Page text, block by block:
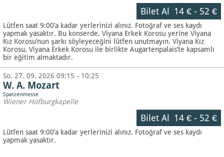
Bilet Al 14 €- 52 €
Lütfen saat 9:00’a kadar yerlerinizi alınız. Fotoğraf ve ses kaydı
yapmak yasaktır. Bu konserde, Viyana Erkek Korosu yerine Viyana
Kız Korosu’nun şarkı söyleyeceğini lütfen unutmayın. Viyana Kız
Korosu, Viyana Erkek Korosu ile birlikte Augartenpalais’te kapsamlı
bir eğitim almaktadır.
So, 27. 09. 2026 09:15 - 10:25
W. A. Mozart
Spatzenmesse
Wiener Hofburgkapelle
Bilet Al 14 €- 52 €
Lütfen saat 9:00’a kadar yerlerinizi alınız. Fotoğraf ve ses kaydı
yapmak yasaktır.